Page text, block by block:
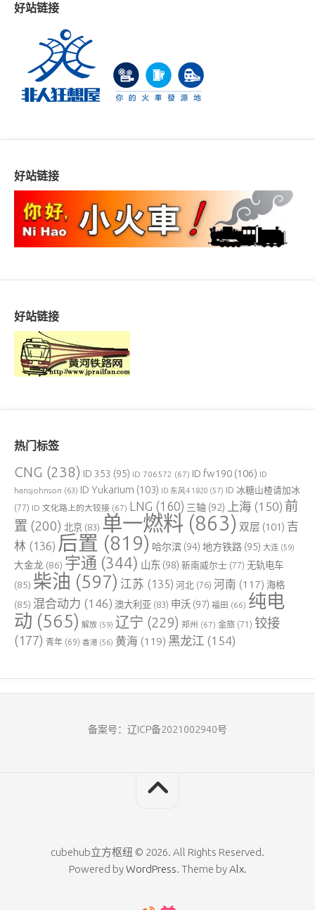
好站链接
好站链接
好站链接
热门标签
CNG (238) ID 353 (95) ID 706572 (67) ID fw190 (106) ID
hansjohnson (63) ID Yukarium (103) ID 东风4 1820 (57) ID 冰糖山楂请加冰
(77) ID 文化路上的大铰接 (67) LNG (160) 三轴 (92) 上海 (150) 前
置 (200) 北京 (83) 单一燃料 (863) 双层 (101) 吉
林 (136) 后置 (819) 哈尔滨 (94) 地方铁路 (95) 大连 (59)
大金龙 (86) 宇通 (344) 山东 (98) 新南威尔士 (77) 无轨电车
(85) 柴油 (597) 江苏 (135) 河北 (76) 河南 (117) 海格
(85) 混合动力 (146) 澳大利亚 (83) 申沃 (97) 福田 (66) 纯电
动 (565) 解放 (59) 辽宁 (229) 郑州 (67) 金旅 (71) 铰接
(177) 青年 (69) 香港 (56) 黄海 (119) 黑龙江 (154)
备案号：辽ICP备2021002940号
cubehub立方枢纽 © 2026. All Rights Reserved.
Powered byWordPress. Theme byAlx.